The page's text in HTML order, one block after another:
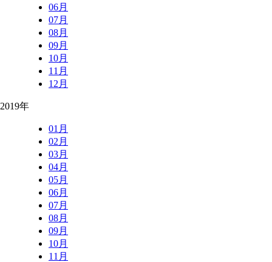
06月
07月
08月
09月
10月
11月
12月
2019年
01月
02月
03月
04月
05月
06月
07月
08月
09月
10月
11月